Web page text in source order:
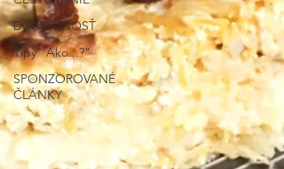
DOMÁCNOSŤ
Tipy "Ako...?"
SPONZOROVANÉ
ČLÁNKY